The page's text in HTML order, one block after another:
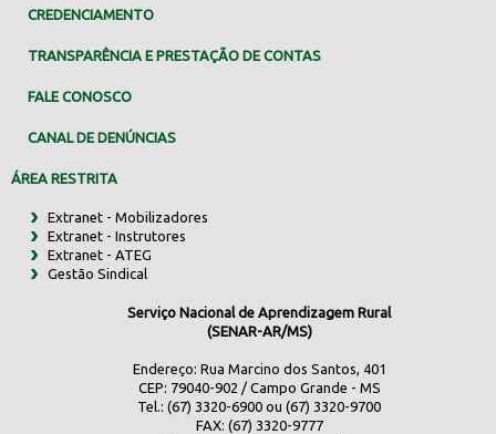
CREDENCIAMENTO
TRANSPARÊNCIA E PRESTAÇÃO DE CONTAS
FALE CONOSCO
CANAL DE DENÚNCIAS
ÁREA RESTRITA
Extranet - Mobilizadores
Extranet - Instrutores
Extranet - ATEG
Gestão Sindical
Serviço Nacional de Aprendizagem Rural
(SENAR-AR/MS)
Endereço: Rua Marcino dos Santos, 401
CEP: 79040-902 / Campo Grande - MS
Tel.: (67) 3320-6900 ou (67) 3320-9700
FAX: (67) 3320-9777